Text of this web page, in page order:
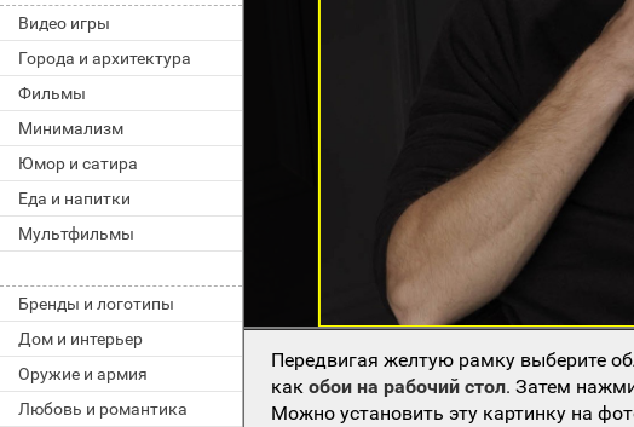
Видео игры
Города и архитектура
Фильмы
Минимализм
Юмор и сатира
Еда и напитки
Мультфильмы
Бренды и логотипы
Дом и интерьер
Оружие и армия
Любовь и романтика
Передвигая желтую рамку выберите
какобои на рабочий стол. Затем
Можно установить эту картинку на